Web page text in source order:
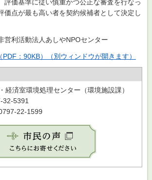
評価基準に従い慎重かつ公正な審査を行なっ
価点が最も高い者を契約候補者として決定し
営利活動法人あしやNPOセンター
：90KB）（別ウィンドウが開きます）
経済室環境処理センター（環境施設課）
32-5391
22-1599